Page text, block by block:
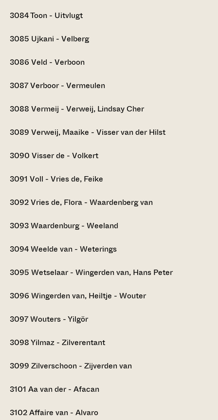
3084Toon - Uitvlugt
3085 Ujkani - Velberg
3086 Veld - Verboon
3087Verboor - Vermeulen
3088 Vermeij - Verweij, Lindsay Cher
3089 Verweij, Maaike - Visser van der Hilst
3090 Visser de - Volkert
3091 Voll - Vries de, Feike
3092Vries de, Flora - Waardenberg van
3093Waardenburg - Weeland
3094Weelde van - Weterings
3095 Wetselaar - Wingerden van, Hans Peter
3096 Wingerden van, Heiltje - Wouter
3097Wouters - Yilgör
3098Yilmaz - Zilverentant
3099 Zilverschoon - Zijverden van
3101 Aa van der - Afacan
3102Affaire van - Alvaro